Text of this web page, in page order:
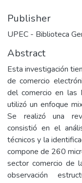
Publisher
UPEC - Biblioteca
Abstract
Esta investigación
de comercio
del comercio en las
utilizó un enfoque
Se realizó una
consistió en el
técnicos y la
compone de 260
sector comercio de
observación